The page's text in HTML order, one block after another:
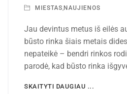
MIESTAS,NAUJIENOS
Jau devintus metus iš eilės
būsto rinka šiais metais
nepateikė – bendri rinkos
parodė, kad būsto rinka
SKAITYTI DAUGIAU ...